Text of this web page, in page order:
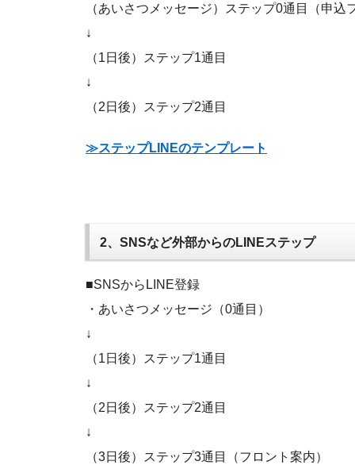
（あいさつメッセージ）ステップ0通目（申込
↓
（1日後）ステップ1通目
↓
（2日後）ステップ2通目
≫ステップLINEのテンプレート
2、SNSなど外部からのLINEステップ
■SNSからLINE登録
・あいさつメッセージ（0通目）
↓
（1日後）ステップ1通目
↓
（2日後）ステップ2通目
↓
（3日後）ステップ3通目（フロント案内）